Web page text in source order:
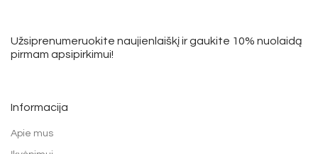
Užsiprenumeruokite naujienlaiškį ir gaukite 10% nuolaidą
pirmam apsipirkimui!
Informacija
Apie mus